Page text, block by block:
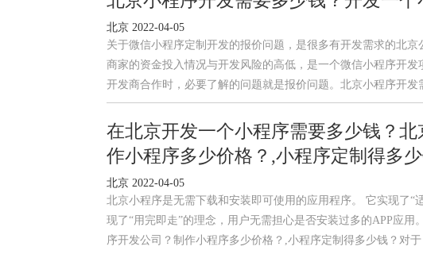
北京 2022-04-05
关于微信小程序定制开发的报价问题，是很多有开发需求的北
商家的资金投入情况与开发风险的高低，是一个微信小程序开
开发商合作时，必要了解的问题就是报价问题。北京小程序开
在北京开发一个小程序需要多少钱？
作小程序多少价格？,小程序定制得多少
北京 2022-04-05
北京小程序是无需下载和安装即可使用的应用程序。 它实现了
现了“用完即走”的理念，用户无需担心是否安装过多的APP应
序开发公司？制作小程序多少价格？,小程序定制得多少钱？对于